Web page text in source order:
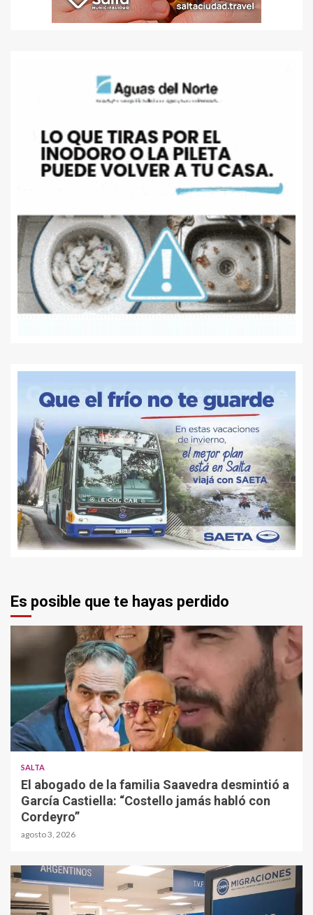
Es posible que te hayas perdido
SALTA
El abogado de la familia Saavedra desmintió a
García Castiella: “Costello jamás habló con
Cordeyro”
agosto 3, 2026